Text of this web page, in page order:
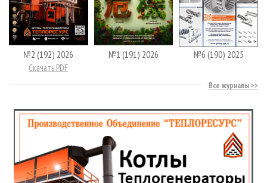
№2 (192) 2026
Скачать PDF
№1 (191) 2026 №6 (190) 2025
Все журналы